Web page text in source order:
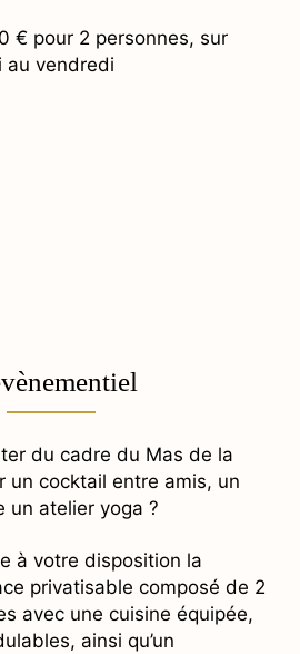
€ pour 2 personnes, sur
au vendredi
du cadre du Mas de la
un cocktail entre amis, un
un atelier yoga ?
à votre disposition la
privatisable composé de 2
avec une cuisine équipée,
ainsi qu’un